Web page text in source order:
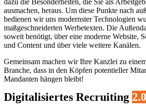
dazu die Besonderheiten, die Sie als
ausmachen, heraus. Um diese Punkte nach
bedienen wir uns modernster Technologien
maßgeschneiderten Werbetexten. Die
soweit benötigt, über eine moderne Website,
und Content und über viele weitere Kanälen.
Gemeinsam machen wir Ihre Kanzlei zu
Branche, dass in den Köpfen potentieller
Mandanten hängen bleibt!
Digitalisiertes Recruiting 2.0